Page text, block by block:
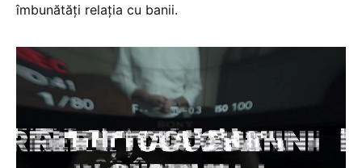
îmbunătăți relația cu banii.